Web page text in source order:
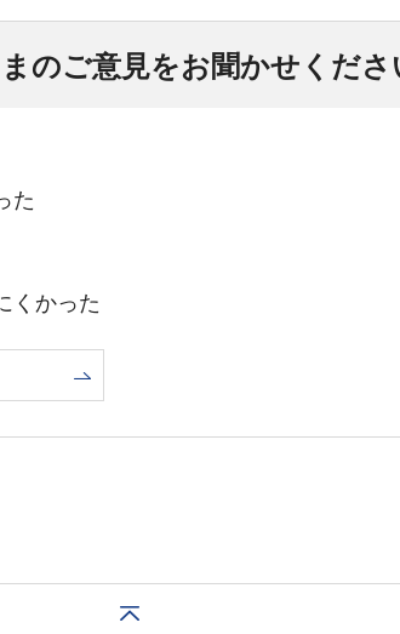
のご意見をお聞かせくださ
た
くかった